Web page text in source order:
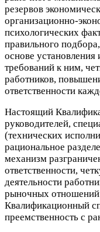
резервов
организационно-
психологических
правильного
основе
требований к ним,
работников,
ответственности
Настоящий
руководителей,
(технических
рациональное
механизм
ответственности,
деятельности
рыночных
Квалификационный
преемственность с